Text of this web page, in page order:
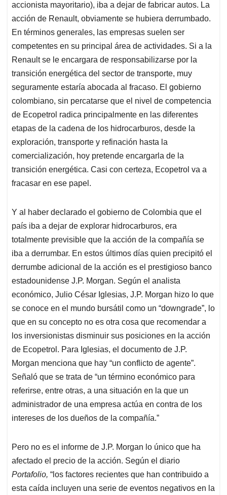
accionista mayoritario), iba a dejar de fabricar autos. La
acción de Renault, obviamente se hubiera derrumbado.
En términos generales, las empresas suelen ser
competentes en su principal área de actividades. Si a la
Renault se le encargara de responsabilizarse por la
transición energética del sector de transporte, muy
seguramente estaría abocada al fracaso. El gobierno
colombiano, sin percatarse que el nivel de competencia
de Ecopetrol radica principalmente en las diferentes
etapas de la cadena de los hidrocarburos, desde la
exploración, transporte y refinación hasta la
comercialización, hoy pretende encargarla de la
transición energética. Casi con certeza, Ecopetrol va a
fracasar en ese papel.
Y al haber declarado el gobierno de Colombia que el
país iba a dejar de explorar hidrocarburos, era
totalmente previsible que la acción de la compañía se
iba a derrumbar. En estos últimos días quien precipitó el
derrumbe adicional de la acción es el prestigioso banco
estadounidense J.P. Morgan. Según el analista
económico, Julio César Iglesias, J.P. Morgan hizo lo que
se conoce en el mundo bursátil como un “downgrade”, lo
que en su concepto no es otra cosa que recomendar a
los inversionistas disminuir sus posiciones en la acción
de Ecopetrol. Para Iglesias, el documento de J.P.
Morgan menciona que hay “un conflicto de agente”.
Señaló que se trata de “un término económico para
referirse, entre otras, a una situación en la que un
administrador de una empresa actúa en contra de los
intereses de los dueños de la compañía.”
Pero no es el informe de J.P. Morgan lo único que ha
afectado el precio de la acción. Según el diario
Portafolio, “los factores recientes que han contribuido a
esta caída incluyen una serie de eventos negativos en la